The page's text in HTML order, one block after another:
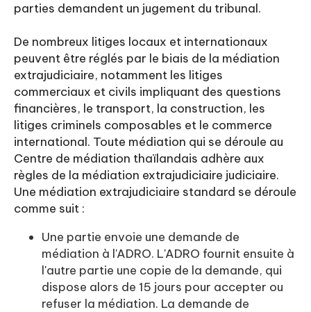
parties demandent un jugement du tribunal.
De nombreux litiges locaux et internationaux
peuvent être réglés par le biais de la médiation
extrajudiciaire, notamment les litiges
commerciaux et civils impliquant des questions
financières, le transport, la construction, les
litiges criminels composables et le commerce
international. Toute médiation qui se déroule au
Centre de médiation thaïlandais adhère aux
règles de la médiation extrajudiciaire judiciaire.
Une médiation extrajudiciaire standard se déroule
comme suit :
Une partie envoie une demande de
médiation à l'ADRO. L'ADRO fournit ensuite à
l'autre partie une copie de la demande, qui
dispose alors de 15 jours pour accepter ou
refuser la médiation. La demande de